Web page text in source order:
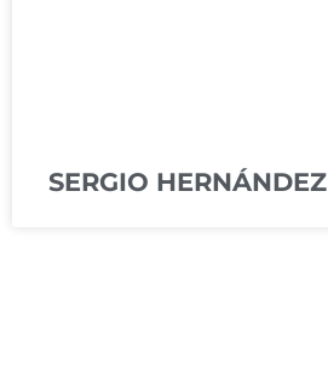
SERGIO HERNÁNDEZ